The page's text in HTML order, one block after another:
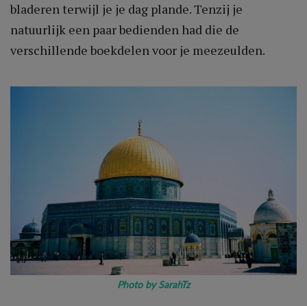
bladeren terwijl je je dag plande. Tenzij je
natuurlijk een paar bedienden had die de
verschillende boekdelen voor je meezeulden.
Photo by SarahTz